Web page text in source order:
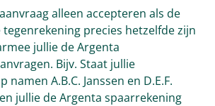
alleen accepteren als de
precies hetzelfde zijn
jullie de Argenta
Bijv. Staat jullie
namen A.B.C. Janssen en D.E.F.
jullie de Argenta spaarrekening